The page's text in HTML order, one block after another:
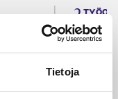
Tietoja